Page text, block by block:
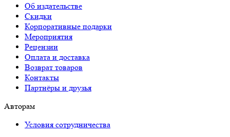
Об издательстве
Скидки
Корпоративные подарки
Мероприятия
Рецензии
Оплата и доставка
Возврат товаров
Контакты
Партнёры и друзья
Авторам
Условия сотрудничества